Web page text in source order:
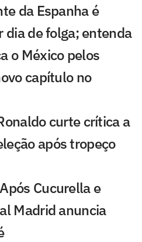
da Espanha é
dia de folga; entenda
o México pelos
capítulo no
curte crítica a
após tropeço
Cucurella e
Madrid anuncia